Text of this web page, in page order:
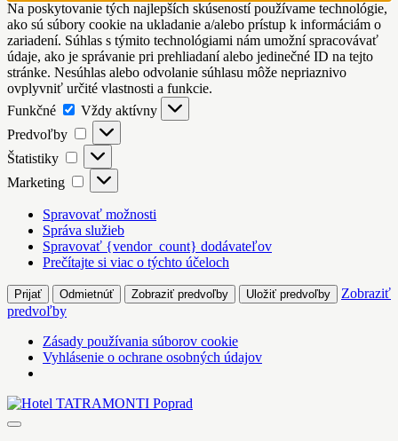
Na poskytovanie tých najlepších skúseností používame technológie,
ako sú súbory cookie na ukladanie a/alebo prístup k informáciám o
zariadení. Súhlas s týmito technológiami nám umožní spracovávať
údaje, ako je správanie pri prehliadaní alebo jedinečné ID na tejto
stránke. Nesúhlas alebo odvolanie súhlasu môže nepriaznivo
ovplyvniť určité vlastnosti a funkcie.
Funkčné
Funkčné
Vždy aktívny
Predvoľby
Predvoľby
Štatistiky Štatistiky
Marketing Marketing
Spravovať možnosti
Správa služieb
Spravovať {vendor_count} dodávateľov
Prečítajte si viac o týchto účeloch
Prijať Odmietnúť Zobraziť predvoľby Uložiť predvoľby
Zobraziť
predvoľby
Zásady používania súborov cookie
Vyhlásenie o ochrane osobných údajov
Skip
to